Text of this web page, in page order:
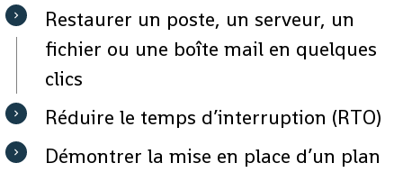
Restaurer un poste, un serveur, un
fichier ou une boîte mail en quelques
clics
Réduire le temps d’interruption (RTO)
Démontrer la mise en place d’un plan